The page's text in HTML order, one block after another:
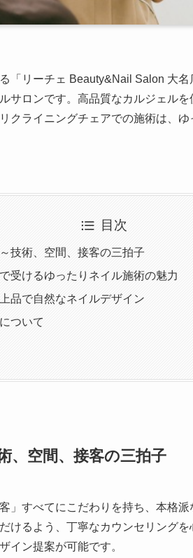
「リーチェ Beauty&Nail Salon 大
サロンです。高品質なカルジェル
クライニングチェアでの施術は、
目次
技術、空間、接客の三拍子
受けるゆったりネイル施術の魅力
品で自然なネイルデザイン
ついて
、空間、接客の三拍子
」すべてにこだわりを持ち、本格
けるよう、丁寧なカウンセリング
イン提案が可能です。